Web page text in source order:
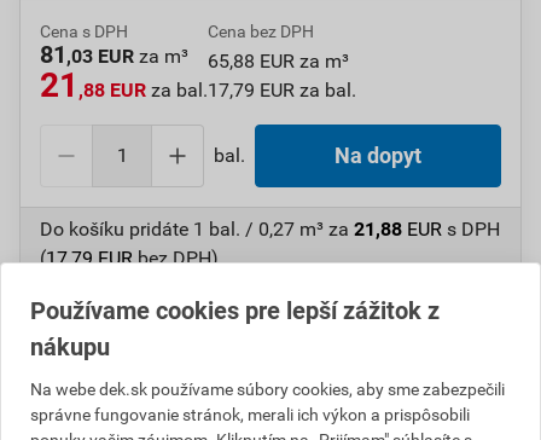
Cena s DPH
81 ,03 EUR za m³
21 ,88 EUR za bal.
Cena bez DPH
65,88 EUR za m³
17,79 EUR za bal.
bal. Na dopyt
Do košíku pridáte 1 bal. / 0,27 m³ za 21,88 EUR s DPH
(17,79EURbez DPH).
Číslo položky:1410451520
Katalógový kód: 2FTKL
VýrobcaDEK
Používame cookies pre lepší zážitok z
nákupu
Na webe dek.sk používame súbory cookies, aby sme zabezpečili
správne fungovanie stránok, merali ich výkon a prispôsobili